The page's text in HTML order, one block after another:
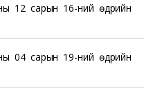
12 сарын 16-ний өдрийн
04 сарын 19-ний өдрийн